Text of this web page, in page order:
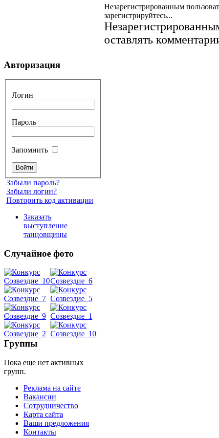
Незарегистрированным
зарегистрируйтесь...
оставлять
Авторизация
Логин
Пароль
Запомнить
Забыли пароль?
Забыли логин?
Повторить код активации
Заказать
выступление
танцовщицы
Случайное фото
Группы
Пока еще нет активных
групп.
Реклама на сайте
Вакансии
Сотрудничество
Карта сайта
Ваши предложения
Контакты